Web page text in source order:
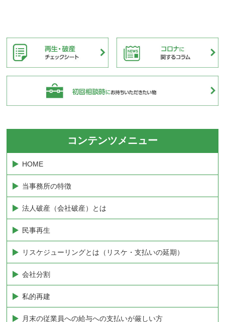
コンテンツメニュー
HOME
当事務所の特徴
法人破産（会社破産）とは
民事再生
リスケジューリングとは（リスケ・支払いの延期）
会社分割
私的再建
月末の従業員への給与への支払いが厳しい方